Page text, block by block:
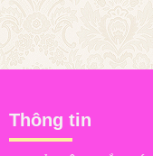
Thông tin